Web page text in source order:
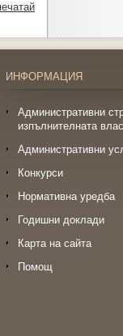
ИНФОРМАЦИЯ
Административни
изпълнителната
Административни
Конкурси
Нормативна уредба
Годишни доклади
Карта на сайта
Помощ